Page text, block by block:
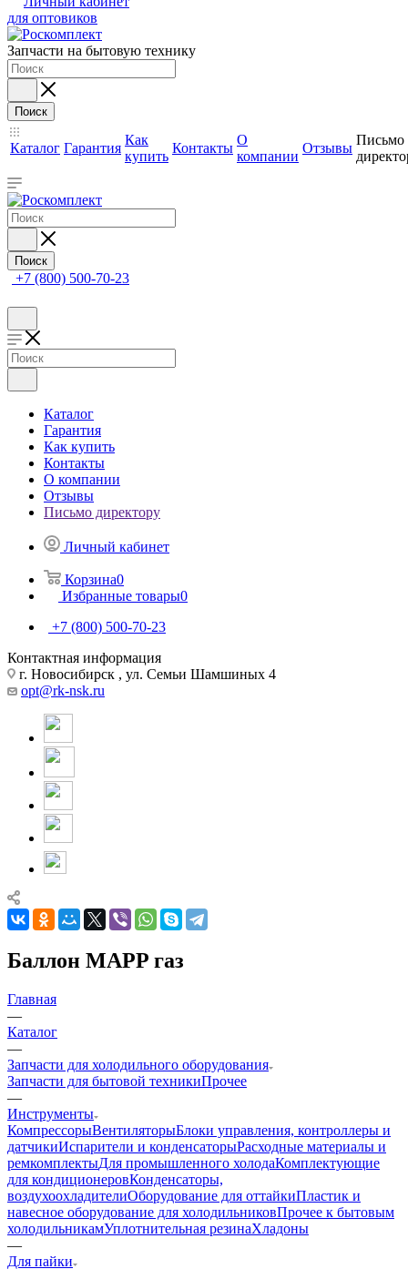
для оптовиков
Запчасти на бытовую технику
Поиск
Каталог Гарантия
Как
купить
Контакты
О
компании
Отзывы
Письмо
Поиск
+7 (800) 500-70-23
Каталог
Гарантия
Как купить
Контакты
О компании
Отзывы
Письмо директору
Личный кабинет
Корзина0
Избранные товары0
+7 (800) 500-70-23
Контактная информация
г. Новосибирск , ул. Семьи Шамшиных 4
opt@rk-nsk.ru
Баллон MAPP газ
Главная
—
Каталог
—
Запчасти для холодильного оборудования
Запчасти для бытовой техникиПрочее
—
Инструменты
КомпрессорыВентиляторыБлоки управления, контроллеры и
датчикиИспарители и конденсаторыРасходные материалы и
ремкомплектыДля промышленного холодаКомплектующие
для кондиционеровКонденсаторы,
воздухоохладителиОборудование для оттайкиПластик и
навесное оборудование для холодильниковПрочее к бытовым
холодильникамУплотнительная резинаХладоны
—
Для пайки